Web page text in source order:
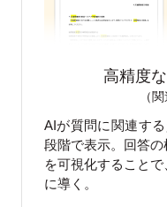
高精度
（
AIが質問に関連す
段階で表示。回答
を可視化すること
に導く。